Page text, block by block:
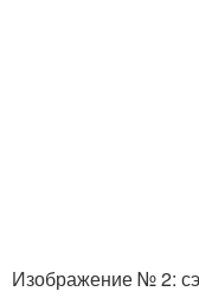
Изображение № 2: